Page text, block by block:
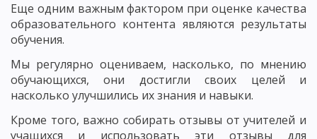
Еще одним важным фактором при оценке качества
образовательного контента являются результаты
обучения.
Мы регулярно оцениваем, насколько, по мнению
обучающихся, они достигли своих целей и
насколько улучшились их знания и навыки.
Кроме того, важно собирать отзывы от учителей и
учащихся и использовать эти отзывы для